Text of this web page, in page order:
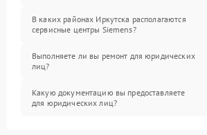
В каких районах Иркутска располагаются
сервисные центры Siemens?
Выполняете ли вы ремонт для юридических
лиц?
Какую документацию вы предоставляете
для юридических лиц?